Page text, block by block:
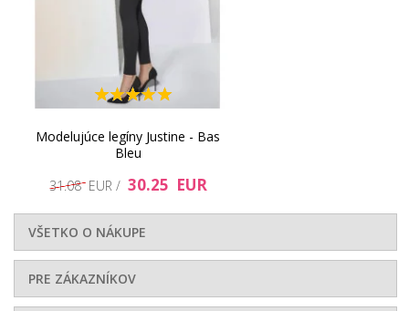
31.91 EUR
35.65 EUR 33.57 EUR
Modelujúce legíny Justine - Bas
Bleu
31.08 EUR / 30.25 EUR
VŠETKO O NÁKUPE
PRE ZÁKAZNÍKOV